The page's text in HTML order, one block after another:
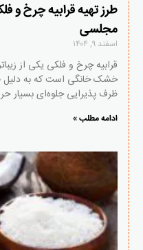
طرز تهیه قرابیه چرخ و
مجلسی
اسفند ۹, ۱۴۰۴
قرابیه چرخ و فلکی یکی از
خشک خانگی است که به دلیل
ظرف پذیرایی جلوه‌ای بسیار
ادامه مطلب »